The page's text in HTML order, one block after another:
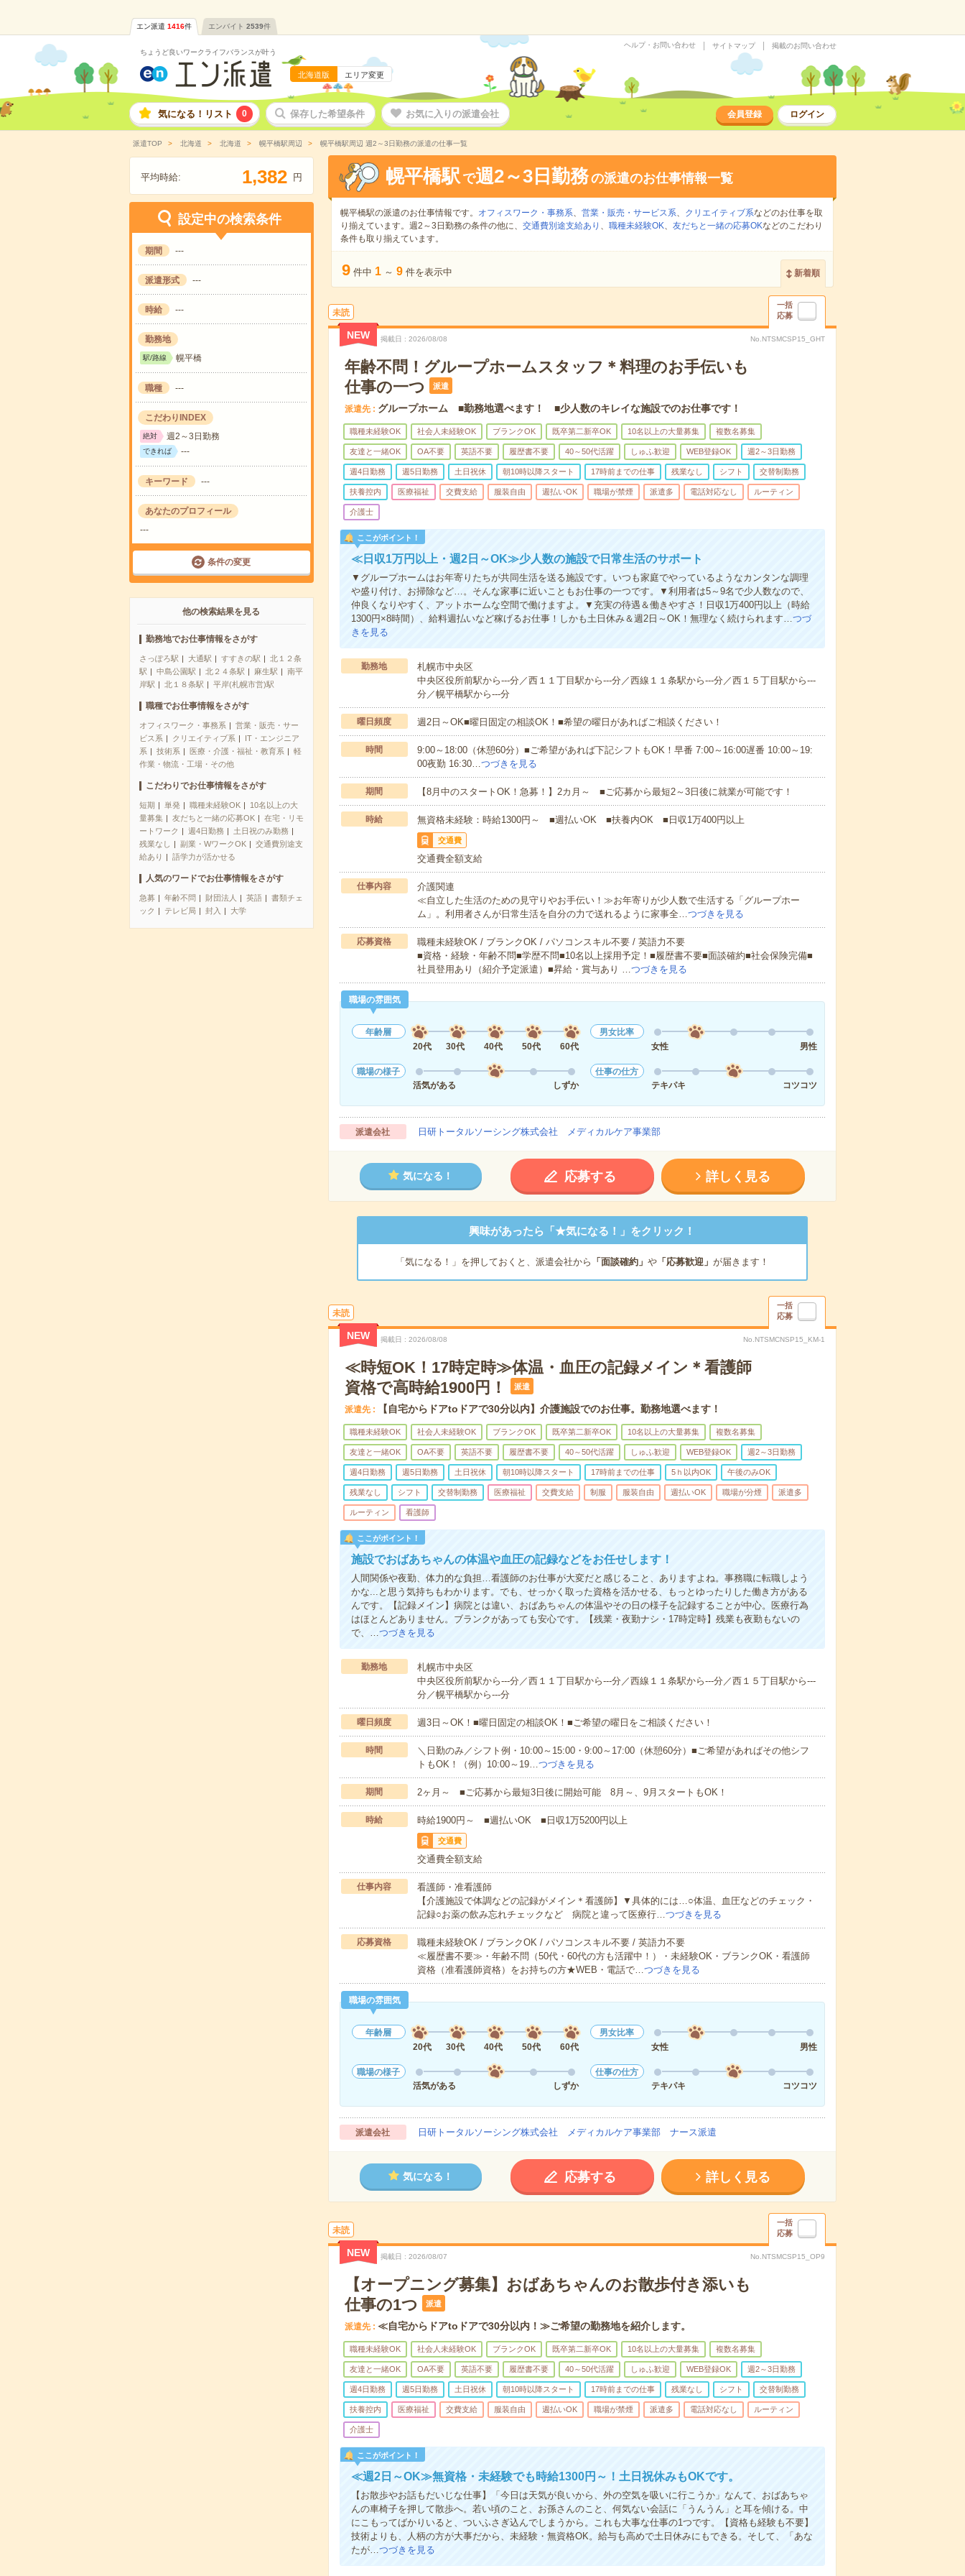
エン派遣 1416件 エンバイト 2539件
ちょうど良いワークライフバランスが叶う
北海道版 エリア変更
ヘルプ・お問い合わせ サイトマップ 掲載のお問い合わせ
気になる！リスト 0 保存した希望条件 お気に入りの派遣会社 会員登録 ログイン
派遣TOP 北海道 北海道 幌平橋駅周辺 幌平橋駅周辺 週2～3日勤務の派遣の仕事一覧
平均時給: 1,382 円
設定中の検索条件
期間 ---
派遣形式 ---
時給 ---
勤務地
駅/路線 幌平橋
職種 ---
こだわりINDEX
絶対 週2～3日勤務
できれば ---
キーワード ---
あなたのプロフィール
---
条件の変更
他の検索結果を見る
勤務地でお仕事情報をさがす
さっぽろ駅 大通駅 すすきの駅
北１２条
駅
中島公園駅 北２４条駅 麻生駅
南平
岸駅
北１８条駅 平岸(札幌市営)駅
職種でお仕事情報をさがす
オフィスワーク・事務系
営業・販売・サー
ビス系
クリエイティブ系
IT・エンジニア
系
技術系 医療・介護・福祉・教育系
軽
作業・物流・工場・その他
こだわりでお仕事情報をさがす
短期 単発 職種未経験OK
10名以上の大
量募集
友だちと一緒の応募OK
在宅・リモ
ートワーク
週4日勤務
土日祝のみ勤務
残業なし
副業・WワークOK
交通費別途支
給あり
語学力が活かせる
人気のワードでお仕事情報をさがす
急募 年齢不問 財団法人 英語
書類チェ
ック
テレビ局 封入 大学
幌平橋駅 で週2～3日勤務の派遣のお仕事情報一覧
幌平橋駅の派遣のお仕事情報です。 オフィスワーク・事務系、 営業・販売・サービス系、 クリエイティブ系などのお仕事を取
り揃えています。週2～3日勤務の条件の他に、 交通費別途支給あり 、 職種未経験OK、 友だちと一緒の応募OKなどのこだわり
条件も取り揃えています。
9 件中 1 ～ 9 件を表示中 新着順
未読
一括
応募
NEW 掲載日 2026/08/08 No.NTSMCSP15_GHT
年齢不問！グループホームスタッフ＊料理のお手伝いも
仕事の一つ
派遣
派遣先 グループホーム ■勤務地選べます！ ■少人数のキレイな施設でのお仕事です！
職種未経験OK 社会人未経験OK ブランクOK 既卒第二新卒OK 10名以上の大量募集 複数名募集
友達と一緒OK OA不要 英語不要 履歴書不要 40～50代活躍 しゅふ歓迎 WEB登録OK 週2～3日勤務
週4日勤務 週5日勤務 土日祝休 朝10時以降スタート 17時前までの仕事 残業なし シフト 交替制勤務
扶養控内 医療福祉 交費支給 服装自由 週払いOK 職場が禁煙 派遣多 電話対応なし ルーティン
介護士
ここがポイント！
≪日収1万円以上・週2日～OK≫少人数の施設で日常生活のサポート
▼グループホームはお年寄りたちが共同生活を送る施設です。いつも家庭でやっているようなカンタンな調理
や盛り付け、お掃除など…。そんな家事に近いこともお仕事の一つです。▼利用者は5～9名で少人数なので、
仲良くなりやすく、アットホームな空間で働けますよ。▼充実の待遇＆働きやすさ！日収1万400円以上（時給
1300円×8時間）、給料週払いなど稼げるお仕事！しかも土日休み＆週2日～OK！無理なく続けられます…つづ
きを見る
勤務地
札幌市中央区
中央区役所前駅から---分／西１１丁目駅から---分／西線１１条駅から---分／西１５丁目駅から---
分／幌平橋駅から---分
曜日頻度 週2日～OK■曜日固定の相談OK！■希望の曜日があればご相談ください！
時間
9:00～18:00（休憩60分）■ご希望があれば下記シフトもOK！早番 7:00～16:00遅番 10:00～19:
00夜勤 16:30…つづきを見る
期間 【8月中のスタートOK！急募！】2カ月～ ■ご応募から最短2～3日後に就業が可能です！
時給 無資格未経験：時給1300円～ ■週払いOK ■扶養内OK ■日収1万400円以上
交通費
交通費全額支給
仕事内容
介護関連
≪自立した生活のための見守りやお手伝い！≫お年寄りが少人数で生活する「グループホー
ム」。利用者さんが日常生活を自分の力で送れるように家事全…つづきを見る
応募資格
職種未経験OK / ブランクOK / パソコンスキル不要 / 英語力不要
■資格・経験・年齢不問■学歴不問■10名以上採用予定！■履歴書不要■面談確約■社会保険完備■
社員登用あり（紹介予定派遣）■昇給・賞与あり …つづきを見る
職場の雰囲気
年齢層
20代
30代 40代 50代 60代
男女比率
女性
男性
職場の様子
活気がある
しずか
仕事の仕方
テキパキ
コツコツ
派遣会社 日研トータルソーシング株式会社 メディカルケア事業部
気になる！ 応募する 詳しく見る
興味があったら「★気になる！」をクリック！
「気になる！」を押しておくと、派遣会社から 「面談確約」 や「応募歓迎」 が届きます！
未読
一括
応募
NEW 掲載日 2026/08/08 No.NTSMCNSP15_KM-1
≪時短OK！17時定時≫体温・血圧の記録メイン＊看護師
資格で高時給1900円！
派遣
派遣先 【自宅からドアtoドアで30分以内】介護施設でのお仕事。勤務地選べます！
職種未経験OK 社会人未経験OK ブランクOK 既卒第二新卒OK 10名以上の大量募集 複数名募集
友達と一緒OK OA不要 英語不要 履歴書不要 40～50代活躍 しゅふ歓迎 WEB登録OK 週2～3日勤務
週4日勤務 週5日勤務 土日祝休 朝10時以降スタート 17時前までの仕事 5ｈ以内OK 午後のみOK
残業なし シフト 交替制勤務 医療福祉 交費支給 制服 服装自由 週払いOK 職場が分煙 派遣多
ルーティン 看護師
ここがポイント！
施設でおばあちゃんの体温や血圧の記録などをお任せします！
人間関係や夜勤、体力的な負担…看護師のお仕事が大変だと感じること、ありますよね。事務職に転職しよう
かな...と思う気持ちもわかります。でも、せっかく取った資格を活かせる、もっとゆったりした働き方がある
んです。【記録メイン】病院とは違い、おばあちゃんの体温やその日の様子を記録することが中心。医療行為
はほとんどありません。ブランクがあっても安心です。【残業・夜勤ナシ・17時定時】残業も夜勤もないの
で、…つづきを見る
勤務地
札幌市中央区
中央区役所前駅から---分／西１１丁目駅から---分／西線１１条駅から---分／西１５丁目駅から---
分／幌平橋駅から---分
曜日頻度 週3日～OK！■曜日固定の相談OK！■ご希望の曜日をご相談ください！
時間
＼日勤のみ／シフト例・10:00～15:00・9:00～17:00（休憩60分）■ご希望があればその他シフ
トもOK！（例）10:00～19…つづきを見る
期間 2ヶ月～ ■ご応募から最短3日後に開始可能 8月～、9月スタートもOK！
時給 時給1900円～ ■週払いOK ■日収1万5200円以上
交通費
交通費全額支給
仕事内容
看護師・准看護師
【介護施設で体調などの記録がメイン＊看護師】▼具体的には…○体温、血圧などのチェック・
記録○お薬の飲み忘れチェックなど 病院と違って医療行…つづきを見る
応募資格
職種未経験OK / ブランクOK / パソコンスキル不要 / 英語力不要
≪履歴書不要≫・年齢不問（50代・60代の方も活躍中！）・未経験OK・ブランクOK・看護師
資格（准看護師資格）をお持ちの方★WEB・電話で…つづきを見る
職場の雰囲気
年齢層
20代
30代 40代 50代 60代
男女比率
女性
男性
職場の様子
活気がある
しずか
仕事の仕方
テキパキ
コツコツ
派遣会社 日研トータルソーシング株式会社 メディカルケア事業部 ナース派遣
気になる！ 応募する 詳しく見る
未読
一括
応募
NEW 掲載日 2026/08/07 No.NTSMCSP15_OP9
【オープニング募集】おばあちゃんのお散歩付き添いも
仕事の1つ
派遣
派遣先 ≪自宅からドアtoドアで30分以内！≫ご希望の勤務地を紹介します。
職種未経験OK 社会人未経験OK ブランクOK 既卒第二新卒OK 10名以上の大量募集 複数名募集
友達と一緒OK OA不要 英語不要 履歴書不要 40～50代活躍 しゅふ歓迎 WEB登録OK 週2～3日勤務
週4日勤務 週5日勤務 土日祝休 朝10時以降スタート 17時前までの仕事 残業なし シフト 交替制勤務
扶養控内 医療福祉 交費支給 服装自由 週払いOK 職場が禁煙 派遣多 電話対応なし ルーティン
介護士
ここがポイント！
≪週2日～OK≫無資格・未経験でも時給1300円～！土日祝休みもOKです。
【お散歩やお話もだいじな仕事】「今日は天気が良いから、外の空気を吸いに行こうか」なんて、おばあちゃ
んの車椅子を押して散歩へ。若い頃のこと、お孫さんのこと、何気ない会話に「うんうん」と耳を傾ける。中
にこもってばかりいると、ついふさぎ込んでしまうから。これも大事な仕事の1つです。【資格も経験も不要】
技術よりも、人柄の方が大事だから、未経験・無資格OK。給与も高めで土日休みにもできる。そして、「あな
たが…つづきを見る